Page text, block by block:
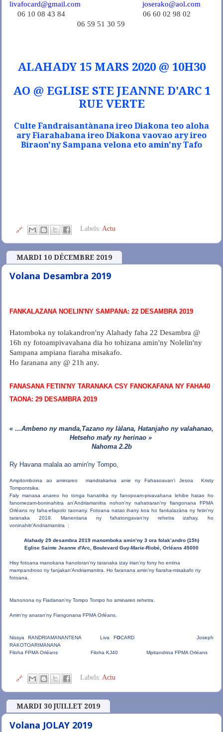
livafocard@gmail.com
joserako@aol.com
06 10 08 43 84 06 60 02 98 02
06 59 51 30 59
ALAHADY 15 MARS 2020 @ 10H30
AO @ EGLISE STE JEANNE D'ARC 1
RUE VERTE
Culte Fandraisantànana ireo Diakona teo aloha
ary Fiarahabana ireo Diakona vaovao ary ireo
Biraon'ny Sampana velona eto amin'ny Tafo
🔗 Labels: Actu
MARDI 10 DÉCEMBRE 2019
Volana Desambra 2019
FANKALAZANA NOELIN'NY SAMPANA: 22 DESAMBRA 2019
Hatomboka ny tolakandron'ny Alahady faha 22 Desambra @
16h ny fotoampivavahana dia ho tohizana amin'ny Nolelin'ny
Sampana ampiana fiaraha misakafo.
Ho faranana any @ 21h any.
FANASANA FETIN'NY TARANAKA CSY FANOKAFANA NY FAHA40
TAONA: 29 DESAMBRA 2019
« …Ambeno ny manda,Tazano ny làlana, Hatanjaho ny valahanao,
Hetseho mafy ny herinao »
Nahoma 2.2b
Ry Havana malala ao amin'ny Tompo,
Ampitomboina ao aminareo mandrakariva anie ny Fahasoavan'i Jesoa Kristy
Tompontsika.
Faly manasa anareo ho tonga hanatrika ny fanopoam-pivavahana lehibe hatao ho
fanomezam-boninahitra an’Andriamanitra nohon'ny nahatraran'ny fiangonana FPMA
Orléans ny faha-efapolo taonany. Fotoana natao ihany koa ho fankalazàna ny fetin'ny
taranaka 2019. Manentana ny fahatongavan’ny rehetra izahay, ho
voninahitr’Andriamanitra :
Alahady 29 desambra 2019 manomboka amin’ny 3 ora folak’andro (15h)
Eglise Sainte Jeanne d'Arc, Boulevard Guy-Marie-Riobé, Orléans 45000
Hisy fotoana manokana hanoloran’ny taranaka izay irian’ny fony ho entina
mampandroso ny fanjakan’Andriamanitra. Ho faranana amin’ny fiaraha-misakafo ny
fotoana.
Manonona ny Fiadanan'ny Tompo Tompo ho aminareo rehetra.
Amin’ny anaran’ny Fiangonana FPMA Orléans.
Nissya RANDRIAMANANTENA Liva FOCARD Joseph
RAKOTOARIMANANA
Filoha FPMA Orléans Filoha KJ40 Mpitandrina FPMA Orléans
🔗 Labels: Actu
MARDI 30 JUILLET 2019
Volana JOLAY 2019